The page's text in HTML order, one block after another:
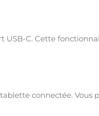
USB-C. Cette
connectée. Vous